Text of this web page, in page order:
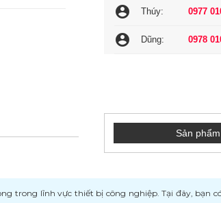
account_circle Thúy: 0977
account_circle Dũng: 0978
Sản
trong lĩnh vực thiết bị công nghiệp. Tại đây, bạn